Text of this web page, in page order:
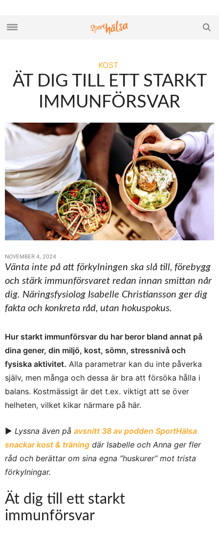
KOST
ÄT DIG TILL ETT STARKT
IMMUNFÖRSVAR
NOVEMBER 4, 2024
Vänta inte på att förkylningen ska slå till, förebygg
och stärk immunförsvaret redan innan smittan når
dig. Näringsfysiolog Isabelle Christiansson ger dig
fakta och konkreta råd, utan hokuspokus.
Hur starkt immunförsvar du har beror bland annat på
dina gener, din miljö, kost, sömn, stressnivå och
fysiska aktivitet. Alla parametrar kan du inte påverka
själv, men många och dessa är bra att försöka hålla i
balans. Kostmässigt är det t.ex. viktigt att se över
helheten, vilket kikar närmare på här.
► Lyssna även på avsnitt 38 av podden SportHälsa
snackar kost & träning där Isabelle och Anna ger fler
råd och berättar om sina egna ”huskurer” mot trista
förkylningar.
Ät dig till ett starkt
immunförsvar